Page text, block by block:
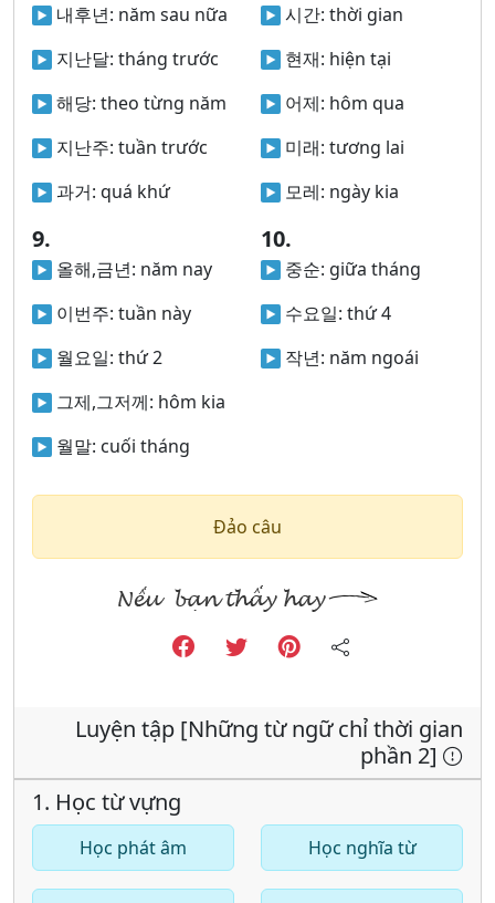
내후년: năm sau nữa
지난달: tháng trước
해당: theo từng năm
지난주: tuần trước
과거: quá khứ
시간: thời gian
현재: hiện tại
어제: hôm qua
미래: tương lai
모레: ngày kia
9.
올해,금년: năm nay
이번주: tuần này
월요일: thứ 2
그제,그저께: hôm kia
월말: cuối tháng
10.
중순: giữa tháng
수요일: thứ 4
작년: năm ngoái
Đảo câu
Luyện tập [Những từ ngữ chỉ thời gian
phần 2]
1. Học từ vựng
Học phát âm Học nghĩa từ